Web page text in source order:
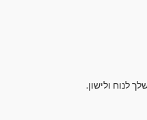
לנוח ולישון.